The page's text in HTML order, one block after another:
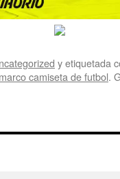
y etiquetada
marco camiseta de futbol.